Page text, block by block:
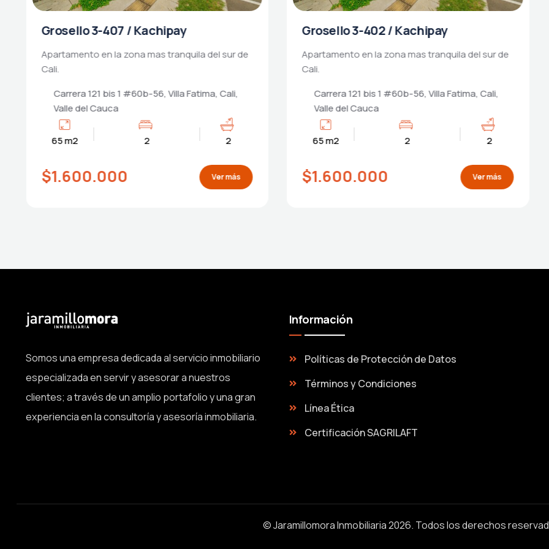
Manzano 7-507 / Kachipay
Apartamento en la zona mas tranquila del sur de
Cali.
Hacienda Kachipay, Cra 121 #56-97, Villa
Fatima, Cali, Valle del Cauca
65 m2 2 2
$1.600.000 Ver más
Grosello 3-407 / Kachipay
Apartamento en la zona mas tranquila del sur de
Cali.
Carrera 121 bis 1 #60b-56, Villa Fatima, Cali,
Valle del Cauca
65 m2 2 2
$1.600.000 Ver más
Somos una empresa dedicada al servicio inmobiliario
especializada en servir y asesorar a nuestros
clientes; a través de un amplio portafolio y una gran
experiencia en la consultoría y asesoría inmobiliaria.
Información
Políticas de Protección de Datos
Términos y Condiciones
Línea Ética
Certificación SAGRILAFT
© Jaramillomora Inmobiliaria 2026. Todos los derechos